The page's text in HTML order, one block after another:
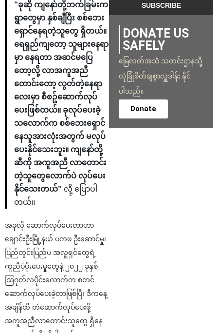
“ခုဆို ကျနော်တို့ဘက်ခြမ်းက
ရွာတွေမှာ နှစ်ချီပြီး စစ်ဘေး
ရှောင်နေရတဲ့သူတွေ ရှိတယ်။
ရေရှည်ကျတော့ သူများနေရာ
မှာ နေရတာ အဆင်မပြေ
တော့လို့ လာအကူအညီ
တောင်းတော့ လွတ်တဲ့နေရာ
လေးမှာ စီစဥ်ဆောက်လုပ်
ပေးဖြစ်တယ်။ ခုလုပ်ပေးခဲ့
သလောက်က စစ်ဘေးရှောင်
နေသူအားလုံးအတွက် မလုပ်
ပေးနိုင်သေးဘူး။ ကျနော်တို့
ဆီကို အကူအညီ လာတောင်း
တဲ့သူတွေလောက်ပဲ လုပ်ပေး
နိုင်သေးတယ်” လို့ ပြောပါ
တယ်။
အခုလို ဆောက်လုပ်ပေးတာဟာ
ချောင်းဦးမြို့နယ် ပကဖ ဦးဆောင်မှု၊
ပြည်တွင်းပြည်ပ အလှူရှင်တွေရဲ့
ကူညီပံ့ပိုးပေးမှုတွေနဲ့ ၂၀၂၂ ခုနှစ်
ဩဂုတ်လပိုင်းလောက်က စတင်
ဆောက်လုပ်ပေးခဲ့တာဖြစ်ပြီး ဒီကနေ့
အချိန်ထိ တဲဆောက်လုပ်ပေးဖို့
အကူအညီလာတောင်းသူတွေ ရှိနေ
DONATE US
SAFELY
မြေလတ်အသံ သတင်းဌာနသို့
လုံခြုံစိတ်ချစွာလှူဒါန်း နိုင်
ပါသည်။
Donate